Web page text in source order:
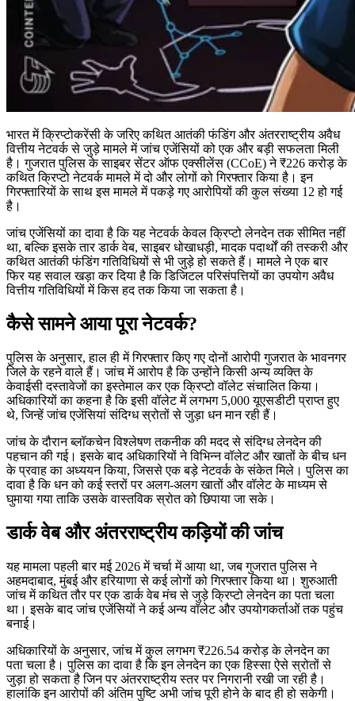
भारत में क्रिप्टोकरेंसी के जरिए कथित आतंकी फंडिंग और अंतरराष्ट्रीय अवैध
वित्तीय नेटवर्क से जुड़े मामले में जांच एजेंसियों को एक और बड़ी सफलता मिली
है। गुजरात पुलिस के साइबर सेंटर ऑफ एक्सीलेंस (CCoE) ने ₹226 करोड़ के
कथित क्रिप्टो नेटवर्क मामले में दो और लोगों को गिरफ्तार किया है। इन
गिरफ्तारियों के साथ इस मामले में पकड़े गए आरोपियों की कुल संख्या 12 हो गई
है।
जांच एजेंसियों का दावा है कि यह नेटवर्क केवल क्रिप्टो लेनदेन तक सीमित नहीं
था, बल्कि इसके तार डार्क वेब, साइबर धोखाधड़ी, मादक पदार्थों की तस्करी और
कथित आतंकी फंडिंग गतिविधियों से भी जुड़े हो सकते हैं। मामले ने एक बार
फिर यह सवाल खड़ा कर दिया है कि डिजिटल परिसंपत्तियों का उपयोग अवैध
वित्तीय गतिविधियों में किस हद तक किया जा सकता है।
कैसे सामने आया पूरा नेटवर्क?
पुलिस के अनुसार, हाल ही में गिरफ्तार किए गए दोनों आरोपी गुजरात के भावनगर
जिले के रहने वाले हैं। जांच में आरोप है कि उन्होंने किसी अन्य व्यक्ति के
केवाईसी दस्तावेजों का इस्तेमाल कर एक क्रिप्टो वॉलेट संचालित किया।
अधिकारियों का कहना है कि इसी वॉलेट में लगभग 5,000 यूएसडीटी प्राप्त हुए
थे, जिन्हें जांच एजेंसियां संदिग्ध स्रोतों से जुड़ा धन मान रही हैं।
जांच के दौरान ब्लॉकचेन विश्लेषण तकनीक की मदद से संदिग्ध लेनदेन की
पहचान की गई। इसके बाद अधिकारियों ने विभिन्न वॉलेट और खातों के बीच धन
के प्रवाह का अध्ययन किया, जिससे एक बड़े नेटवर्क के संकेत मिले। पुलिस का
दावा है कि धन को कई स्तरों पर अलग-अलग खातों और वॉलेट के माध्यम से
घुमाया गया ताकि उसके वास्तविक स्रोत को छिपाया जा सके।
डार्क वेब और अंतरराष्ट्रीय कड़ियों की जांच
यह मामला पहली बार मई 2026 में चर्चा में आया था, जब गुजरात पुलिस ने
अहमदाबाद, मुंबई और हरियाणा से कई लोगों को गिरफ्तार किया था। शुरुआती
जांच में कथित तौर पर एक डार्क वेब मंच से जुड़े क्रिप्टो लेनदेन का पता चला
था। इसके बाद जांच एजेंसियों ने कई अन्य वॉलेट और उपयोगकर्ताओं तक पहुंच
बनाई।
अधिकारियों के अनुसार, जांच में कुल लगभग ₹226.54 करोड़ के लेनदेन का
पता चला है। पुलिस का दावा है कि इन लेनदेन का एक हिस्सा ऐसे स्रोतों से
जुड़ा हो सकता है जिन पर अंतरराष्ट्रीय स्तर पर निगरानी रखी जा रही है।
हालांकि इन आरोपों की अंतिम पुष्टि अभी जांच पूरी होने के बाद ही हो सकेगी।